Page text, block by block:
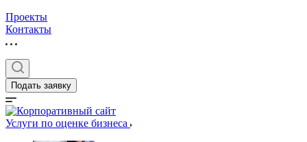
Проекты
Контакты
Подать заявку
Услуги по оценке бизнеса